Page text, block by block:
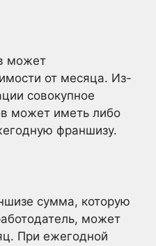
может
от месяца. Из-
совокупное
может иметь либо
франшизу.
сумма, которую
может
При ежегодной